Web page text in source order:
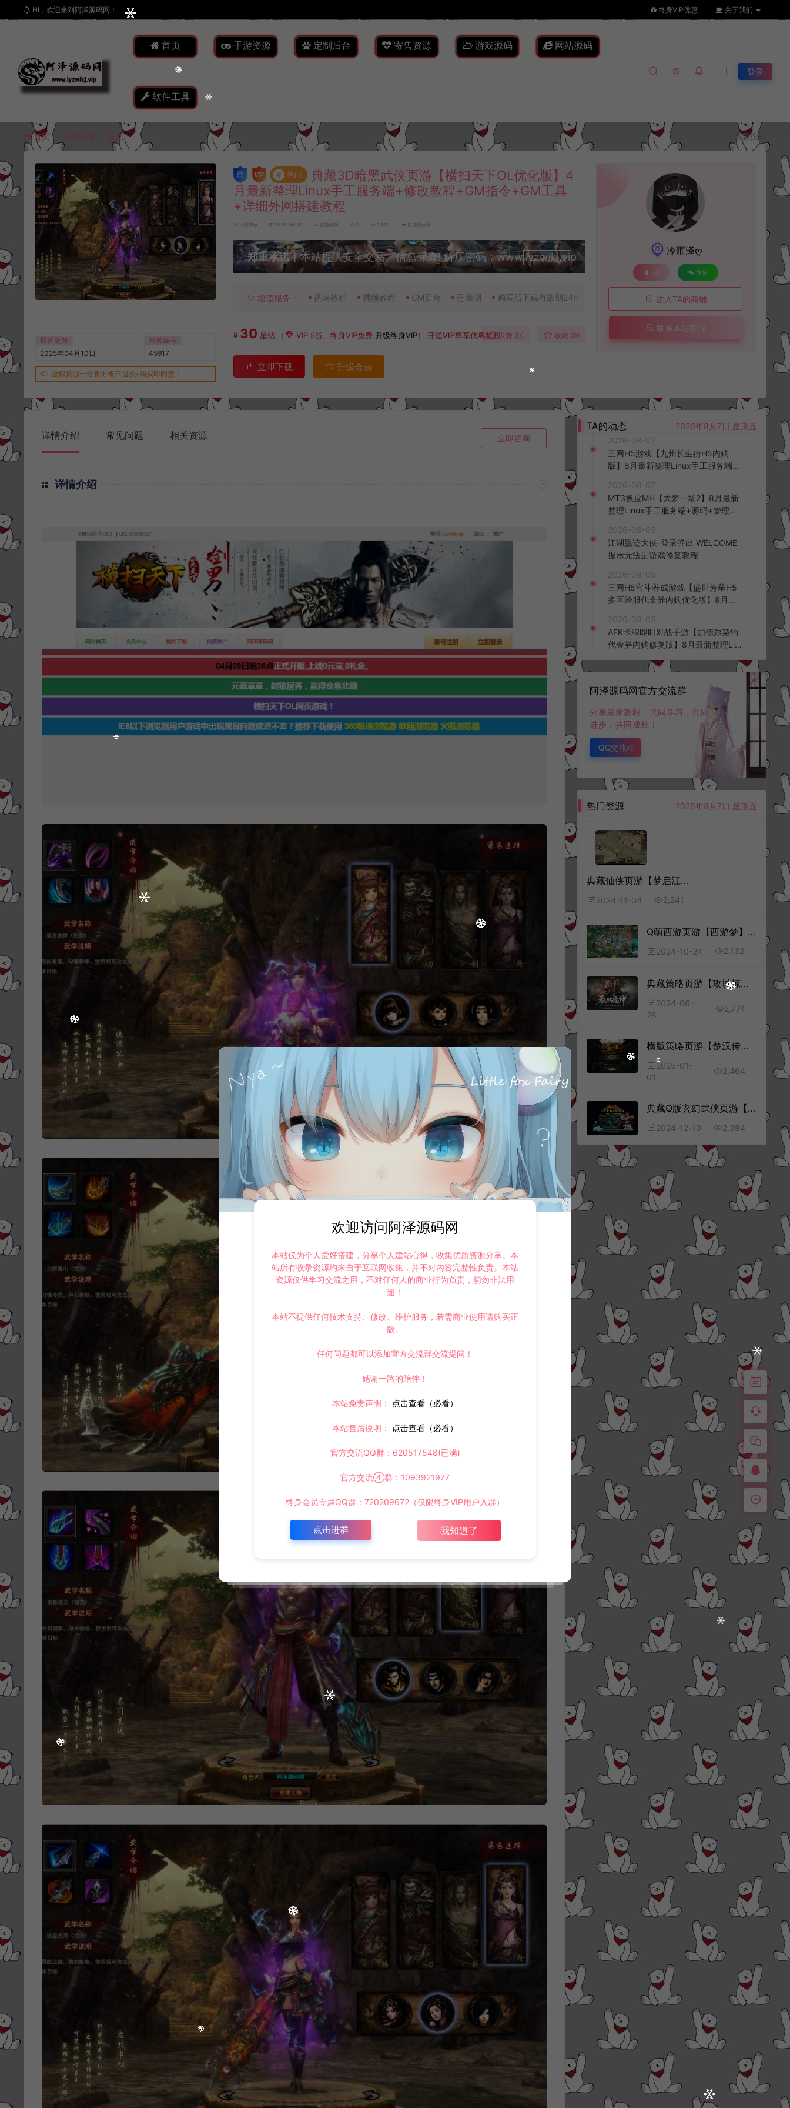
HI，欢迎来到阿泽源码网！ 终身VIP优惠 关于我们
首页 手游资源 定制后台 寄售资源 游戏源码 网站源码
软件工具
登录
首页 页游资源 正文 我要投稿
最近更新
2025年04月10日
资源编号
45917
虚拟资源一经售出概不退换-购买即同意！
# 热门
典藏3D暗黑武侠页游【横扫天下OL优化版】4
月最新整理Linux手工服务端+修改教程+GM指令+GM工具
+详细外网搭建教程
冷雨泽ღ 2025-04-10 页游资源 0 2,582 百度已收录
郑重承诺丨本站提供安全交易、信息保真! 解压密码：www.lyzwlkj.vip
升级会员
增值服务： 搭建教程 视频教程 GM后台 已亲测 购买后下载有效期24H
¥ 30 星钻 （ VIP 5折、终身VIP免费 升级终身VIP）开通VIP尊享优惠特权点赞 (0) 收藏 (0)
立即下载 升级会员
冷雨泽ღ
QQ 微信
进入TA的商铺
联系本站客服
详情介绍 常见问题 相关资源 立即咨询
详情介绍
TA的动态
2026年8月7日 星期五
2026-08-07
三网H5游戏【九州长生衍H5内购
版】8月最新整理Linux手工服务端
客户端+详细搭建教程+视频教程
2026-08-07
MT3换皮MH【大梦一场2】8月最新
整理Linux手工服务端+源码+管理后
频教程
2026-08-05
江湖墨迹大侠-登录弹出 WELCOME
提示无法进游戏修复教程
2026-08-05
三网H5宫斗养成游戏【盛世芳華H5
多区跨服代金券内购优化版】8月最
台+全资源安卓+详细搭建教程+视频
教程
2026-08-05
AFK卡牌即时对战手游【加德尔契约
代金券内购修复版】8月最新整理Lin
K授权后台+安卓苹果双端+详细搭建
阿泽源码网官方交流群
分享最新教程，共同学习，共同
进步，共同成长！
QQ交流群
热门资源 2026年8月7日 星期五
典藏仙侠页游【梦启江湖】11月最新整理Win一键服务端+GM工具+详细外网搭建教程
2024-11-04 2,241
Q萌西游页游【西游梦】10月最新整理Win一键服务端+充值教程+详细外网搭建教程
2024-10-24 2,132
典藏策略页游【攻城掠地真觉醒版】6月最新整理Win一键服务端+GM后台+详细外网搭建教程
2024-06-
28
2,774
横版策略页游【楚汉传奇】12月最新整理Win一键服务端+货币修改教程+详细外网搭建教程
2025-01-
01
2,464
典藏Q版玄幻武侠页游【问仙】12月最新整理Win一键服务端+GM指令+详细外网搭建教程
2024-12-10 2,384
欢迎访问阿泽源码网
本站仅为个人爱好搭建，分享个人建站心得，收集优质资源分享。本
站所有收录资源均来自于互联网收集，并不对内容完整性负责。本站
资源仅供学习交流之用，不对任何人的商业行为负责，切勿非法用
途！
本站不提供任何技术支持、修改、维护服务，若需商业使用请购买正
版。
任何问题都可以添加官方交流群交流提问！
感谢一路的陪伴！
本站免责声明： 点击查看（必看）
本站售后说明： 点击查看（必看）
官方交流QQ群：620517548(已满)
官方交流④群：1093921977
终身会员专属QQ群：720209672（仅限终身VIP用户入群）
点击进群 我知道了